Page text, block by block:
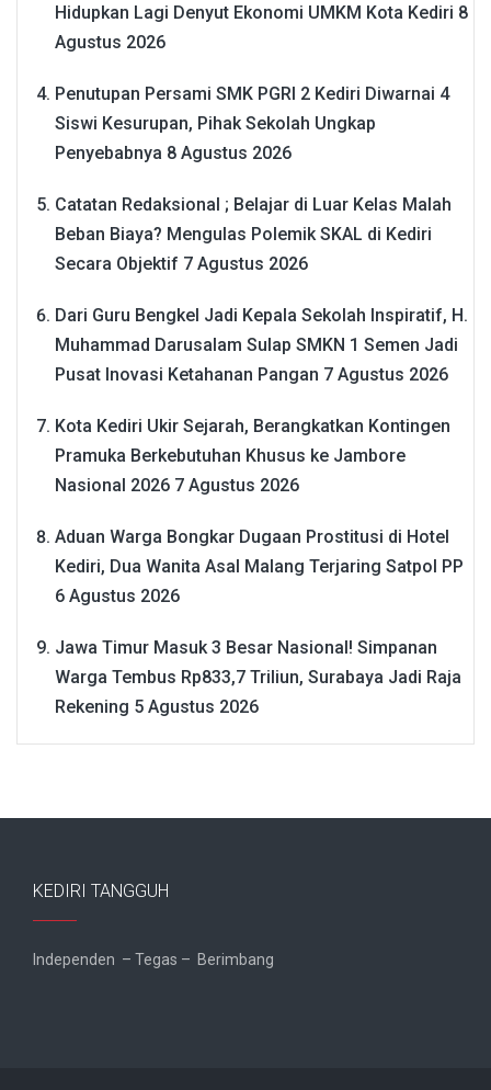
Hidupkan Lagi Denyut Ekonomi UMKM Kota Kediri 8
Agustus 2026
Penutupan Persami SMK PGRI 2 Kediri Diwarnai 4
Siswi Kesurupan, Pihak Sekolah Ungkap
Penyebabnya 8 Agustus 2026
Catatan Redaksional ; Belajar di Luar Kelas Malah
Beban Biaya? Mengulas Polemik SKAL di Kediri
Secara Objektif 7 Agustus 2026
Dari Guru Bengkel Jadi Kepala Sekolah Inspiratif, H.
Muhammad Darusalam Sulap SMKN 1 Semen Jadi
Pusat Inovasi Ketahanan Pangan 7 Agustus 2026
Kota Kediri Ukir Sejarah, Berangkatkan Kontingen
Pramuka Berkebutuhan Khusus ke Jambore
Nasional 2026 7 Agustus 2026
Aduan Warga Bongkar Dugaan Prostitusi di Hotel
Kediri, Dua Wanita Asal Malang Terjaring Satpol PP
6 Agustus 2026
Jawa Timur Masuk 3 Besar Nasional! Simpanan
Warga Tembus Rp833,7 Triliun, Surabaya Jadi Raja
Rekening 5 Agustus 2026
KEDIRI TANGGUH
Independen – Tegas – Berimbang